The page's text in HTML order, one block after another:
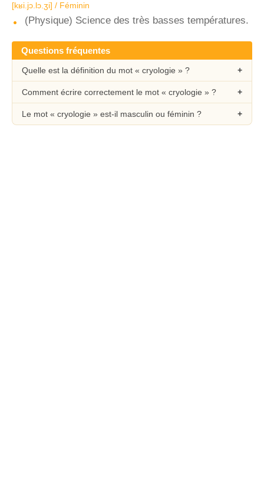
[kʁi.jɔ.lɔ.ʒi] / Féminin
(Physique) Science des très basses températures.
Questions fréquentes
Quelle est la définition du mot « cryologie » ?
Comment écrire correctement le mot « cryologie » ?
Le mot « cryologie » est-il masculin ou féminin ?